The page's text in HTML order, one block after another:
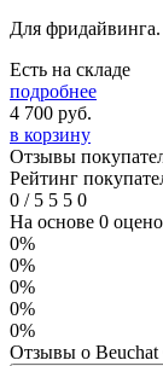
Для
Есть на складе
подробнее
4 700 руб.
в корзину
Отзывы
Рейтинг
0 /5 5 5 0
На основе 0
0%
0%
0%
0%
0%
Отзывы о Beuchat